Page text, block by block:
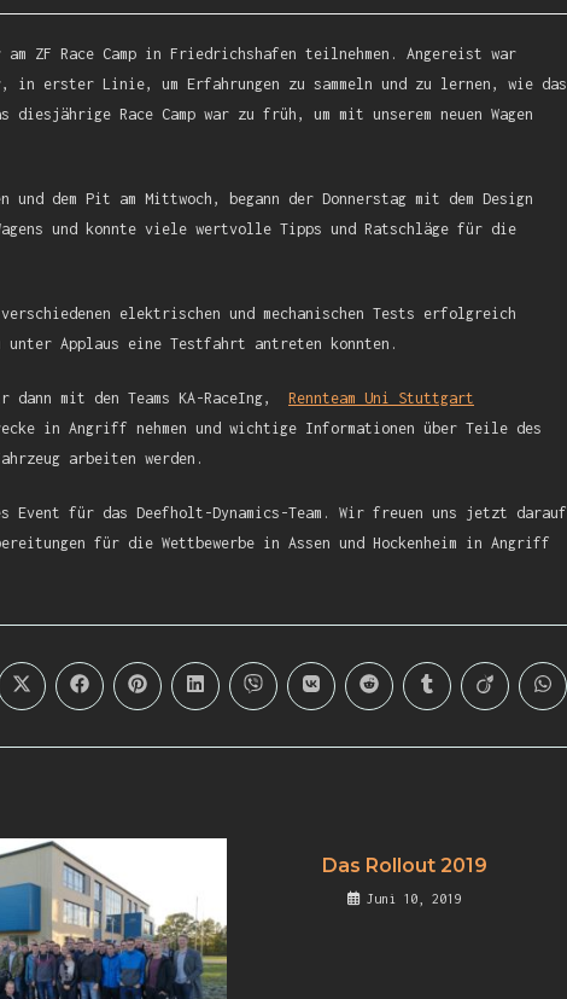
ZF Race Camp in Friedrichshafen teilnehmen. Angereist war
in erster Linie, um Erfahrungen zu sammeln und zu lernen, wie das
Race Camp war zu früh, um mit unserem neuen Wagen
und dem Pit am Mittwoch, begann der Donnerstag mit dem Design
und konnte viele wertvolle Tipps und Ratschläge für die
elektrischen und mechanischen Tests erfolgreich
unter Applaus eine Testfahrt antreten konnten.
dann mit den Teams KA-RaceIng, Rennteam Uni Stuttgart
in Angriff nehmen und wichtige Informationen über Teile des
arbeiten werden.
für das Deefholt-Dynamics-Team. Wir freuen uns jetzt darauf
für die Wettbewerbe in Assen und Hockenheim in Angriff
Das Rollout 2019
Juni 10, 2019